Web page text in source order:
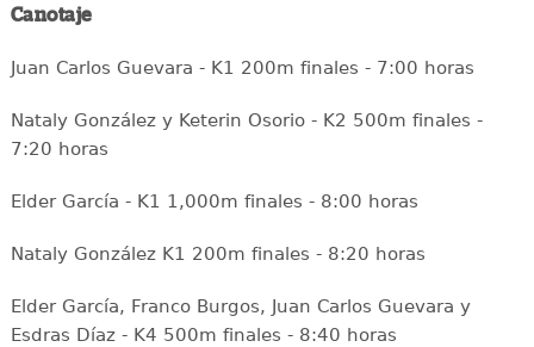
Canotaje
Juan Carlos Guevara - K1 200m finales - 7:00 horas
Nataly González y Keterin Osorio - K2 500m finales -
7:20 horas
Elder García - K1 1,000m finales - 8:00 horas
Nataly González K1 200m finales - 8:20 horas
Elder García, Franco Burgos, Juan Carlos Guevara y
Esdras Díaz - K4 500m finales - 8:40 horas